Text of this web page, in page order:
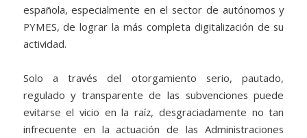
española, especialmente en el sector de autónomos y
PYMES, de lograr la más completa digitalización de su
actividad.
Solo a través del otorgamiento serio, pautado,
regulado y transparente de las subvenciones puede
evitarse el vicio en la raíz, desgraciadamente no tan
infrecuente en la actuación de las Administraciones